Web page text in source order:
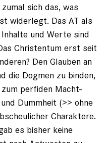
sich das, was
widerlegt. Das AT als
und Werte sind
Christentum erst seit
Den Glauben an
die Dogmen zu binden,
perfiden Macht-
Dummheit (>> ohne
Charaktere.
es bisher keine